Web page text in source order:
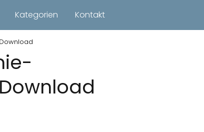
Kategorien Kontakt